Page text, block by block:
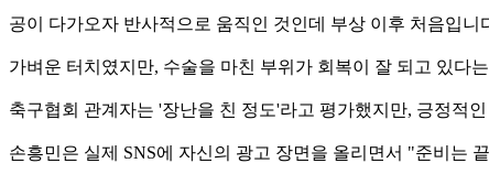
공이 다가오자 반사적으로 움직인 것인데 부상 이후 처음입니
가벼운 터치였지만, 수술을 마친 부위가 회복이 잘 되고 있다
축구협회 관계자는 '장난을 친 정도'라고 평가했지만, 긍정적
손흥민은 실제 SNS에 자신의 광고 장면을 올리면서 "준비는